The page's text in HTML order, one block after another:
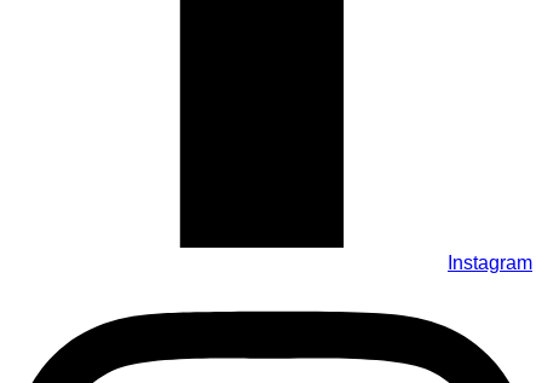
Instagram